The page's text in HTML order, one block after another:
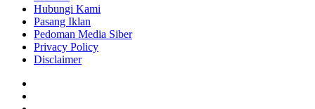
Hubungi Kami
Pasang Iklan
Pedoman Media Siber
Privacy Policy
Disclaimer